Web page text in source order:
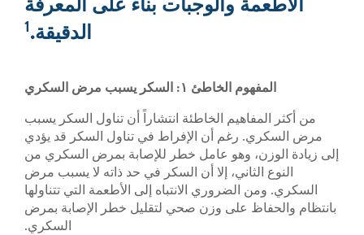
الدقيقة.1
المفهوم الخاطئ ١: السكر يسبب مرض السكري
من أكثر المفاهيم الخاطئة انتشاراً أن تناول السكر يسبب
مرض السكري. رغم أن الإفراط في تناول السكر قد يؤدي
إلى زيادة الوزن، وهو عامل خطر للإصابة بمرض السكري من
النوع الثاني، إلا أن السكر في حد ذاته لا يسبب مرض
السكري. ومن الضروري الانتباه إلى الأطعمة التي تتناولها
بانتظام والحفاظ على وزن صحي لتقليل خطر الإصابة بمرض
السكري.